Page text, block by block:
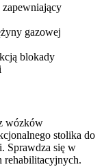
gazowej
blokady
wózków
stolika do
Sprawdza się w
rehabilitacyjnych.